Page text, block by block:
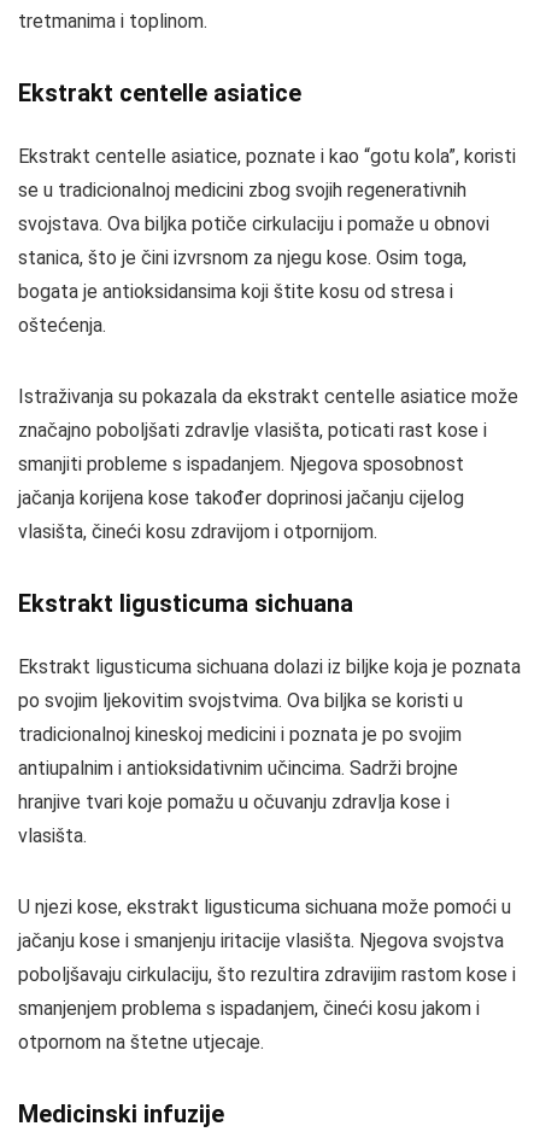
tretmanima i toplinom.
Ekstrakt centelle asiatice
Ekstrakt centelle asiatice, poznate i kao “gotu kola”, koristi
se u tradicionalnoj medicini zbog svojih regenerativnih
svojstava. Ova biljka potiče cirkulaciju i pomaže u obnovi
stanica, što je čini izvrsnom za njegu kose. Osim toga,
bogata je antioksidansima koji štite kosu od stresa i
oštećenja.
Istraživanja su pokazala da ekstrakt centelle asiatice može
značajno poboljšati zdravlje vlasišta, poticati rast kose i
smanjiti probleme s ispadanjem. Njegova sposobnost
jačanja korijena kose također doprinosi jačanju cijelog
vlasišta, čineći kosu zdravijom i otpornijom.
Ekstrakt ligusticuma sichuana
Ekstrakt ligusticuma sichuana dolazi iz biljke koja je poznata
po svojim ljekovitim svojstvima. Ova biljka se koristi u
tradicionalnoj kineskoj medicini i poznata je po svojim
antiupalnim i antioksidativnim učincima. Sadrži brojne
hranjive tvari koje pomažu u očuvanju zdravlja kose i
vlasišta.
U njezi kose, ekstrakt ligusticuma sichuana može pomoći u
jačanju kose i smanjenju iritacije vlasišta. Njegova svojstva
poboljšavaju cirkulaciju, što rezultira zdravijim rastom kose i
smanjenjem problema s ispadanjem, čineći kosu jakom i
otpornom na štetne utjecaje.
Medicinski infuzije